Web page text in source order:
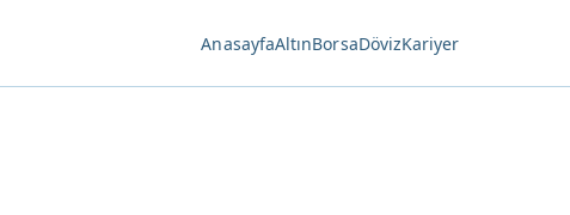
AnasayfaAltınBorsaDövizKariyer